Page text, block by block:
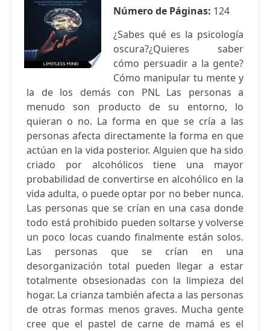
Número de Páginas: 124
¿Sabes qué es la psicología
oscura?¿Quieres saber
cómo persuadir a la gente?
Cómo manipular tu mente y
la de los demás con PNL Las personas a
menudo son producto de su entorno, lo
quieran o no. La forma en que se cría a las
personas afecta directamente la forma en que
actúan en la vida posterior. Alguien que ha sido
criado por alcohólicos tiene una mayor
probabilidad de convertirse en alcohólico en la
vida adulta, o puede optar por no beber nunca.
Las personas que se crían en una casa donde
todo está prohibido pueden soltarse y volverse
un poco locas cuando finalmente están solos.
Las personas que se crían en una
desorganización total pueden llegar a estar
totalmente obsesionadas con la limpieza del
hogar. La crianza también afecta a las personas
de otras formas menos graves. Mucha gente
cree que el pastel de carne de mamá es el